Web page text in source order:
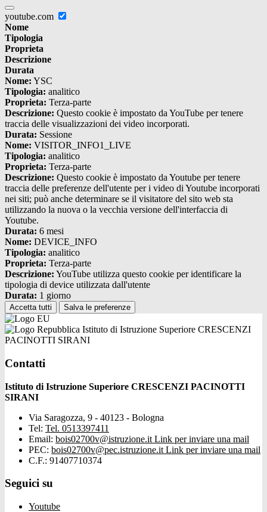
youtube.com
Nome
Tipologia
Proprieta
Descrizione
Durata
Nome: YSC
Tipologia: analitico
Proprieta: Terza-parte
Descrizione: Questo cookie è impostato da YouTube per tenere
traccia delle visualizzazioni dei video incorporati.
Durata: Sessione
Nome: VISITOR_INFO1_LIVE
Tipologia: analitico
Proprieta: Terza-parte
Descrizione: Questo cookie è impostato da Youtube per tenere
traccia delle preferenze dell'utente per i video di Youtube incorporati
nei siti; può anche determinare se il visitatore del sito web sta
utilizzando la nuova o la vecchia versione dell'interfaccia di
Youtube.
Durata: 6 mesi
Nome: DEVICE_INFO
Tipologia: analitico
Proprieta: Terza-parte
Descrizione: YouTube utilizza questo cookie per identificare la
tipologia di device utilizzata dall'utente
Durata: 1 giorno
Accetta tutti Salva le preferenze
Istituto di Istruzione Superiore CRESCENZI
PACINOTTI SIRANI
Contatti
Istituto di Istruzione Superiore CRESCENZI PACINOTTI
SIRANI
Via Saragozza, 9 - 40123 - Bologna
Tel: Tel. 0513397411
Email: bois02700v@istruzione.it Link per inviare una mail
PEC: bois02700v@pec.istruzione.it Link per inviare una mail
C.F.: 91407710374
Seguici su
Youtube